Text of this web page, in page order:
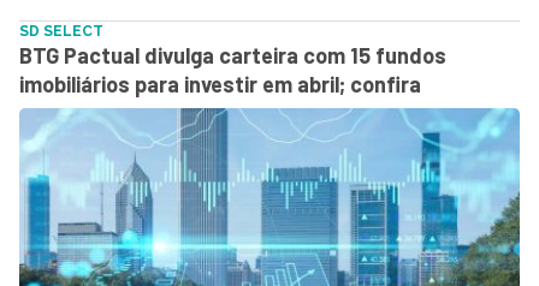
SD SELECT
BTG Pactual divulga carteira com 15 fundos
imobiliários para investir em abril; confira